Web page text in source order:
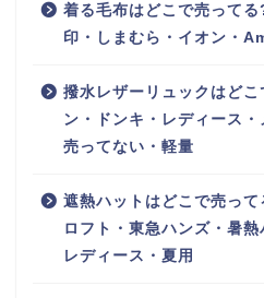
着る毛布はどこで売って
印・しまむら・イオン・
撥水レザーリュックはど
ン・ドンキ・レディース・
売ってない・軽量
遮熱ハットはどこで売っ
ロフト・東急ハンズ・暑熱
レディース・夏用